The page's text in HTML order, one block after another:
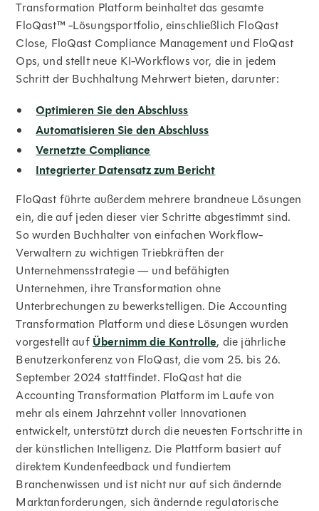
Transformation Platform beinhaltet das gesamte
FloQast™ -Lösungsportfolio, einschließlich FloQast
Close, FloQast Compliance Management und FloQast
Ops, und stellt neue KI-Workflows vor, die in jedem
Schritt der Buchhaltung Mehrwert bieten, darunter:
Optimieren Sie den Abschluss
Automatisieren Sie den Abschluss
Vernetzte Compliance
Integrierter Datensatz zum Bericht
FloQast führte außerdem mehrere brandneue Lösungen
ein, die auf jeden dieser vier Schritte abgestimmt sind.
So wurden Buchhalter von einfachen Workflow-
Verwaltern zu wichtigen Triebkräften der
Unternehmensstrategie — und befähigten
Unternehmen, ihre Transformation ohne
Unterbrechungen zu bewerkstelligen. Die Accounting
Transformation Platform und diese Lösungen wurden
vorgestellt aufÜbernimm die Kontrolle, die jährliche
Benutzerkonferenz von FloQast, die vom 25. bis 26.
September 2024 stattfindet. FloQast hat die
Accounting Transformation Platform im Laufe von
mehr als einem Jahrzehnt voller Innovationen
entwickelt, unterstützt durch die neuesten Fortschritte in
der künstlichen Intelligenz. Die Plattform basiert auf
direktem Kundenfeedback und fundiertem
Branchenwissen und ist nicht nur auf sich ändernde
Marktanforderungen, sich ändernde regulatorische